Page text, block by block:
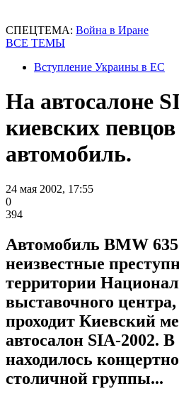
СПЕЦТЕМА: Война в Иране
ВСЕ ТЕМЫ
Вступление Украины в ЕС
На автосалоне
киевских
автомобиль.
24 мая 2002, 17:55
0
394
Автомобиль BMW
неизвестные
территории
выставочного центра,
проходит Киевский
автосалон SIA-2002.
находилось
столичной группы...